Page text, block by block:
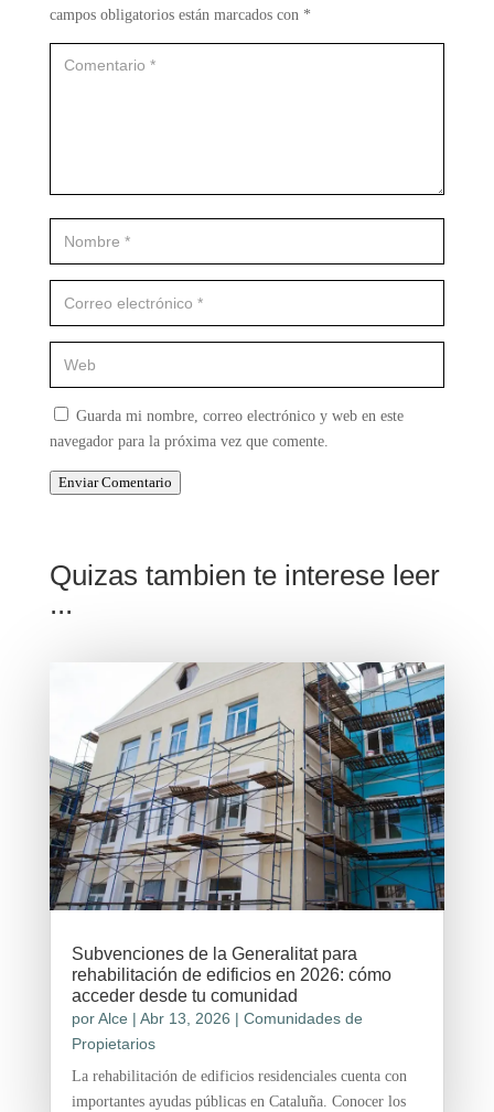
campos obligatorios están marcados con *
Guarda mi nombre, correo electrónico y web en este
navegador para la próxima vez que comente.
Enviar Comentario
Quizas tambien te interese leer
...
Subvenciones de la Generalitat para
rehabilitación de edificios en 2026: cómo
acceder desde tu comunidad
porAlce | Abr 13, 2026 | Comunidades de
Propietarios
La rehabilitación de edificios residenciales cuenta con
importantes ayudas públicas en Cataluña. Conocer los